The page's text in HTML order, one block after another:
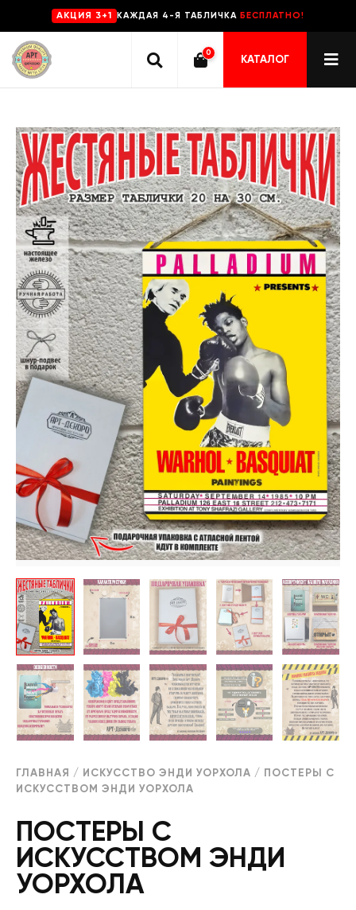
AKЦИЯ 3+1 КАЖДАЯ 4-Я ТАБЛИЧКА БЕСПЛАТНО!
0
КАТАЛОГ
ГЛАВНАЯ / ИСКУССТВО ЭНДИ УОРХОЛА / ПОСТЕРЫ С
ИСКУССТВОМ ЭНДИ УОРХОЛА
ПОСТЕРЫ С
ИСКУССТВОМ ЭНДИ
УОРХОЛА